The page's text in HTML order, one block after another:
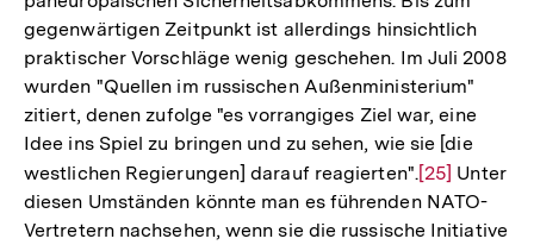
gegenwärtigen Zeitpunkt ist allerdings hinsichtlich
praktischer Vorschläge wenig geschehen. Im Juli 2008
wurden "Quellen im russischen Außenministerium"
zitiert, denen zufolge "es vorrangiges Ziel war, eine
Idee ins Spiel zu bringen und zu sehen, wie sie [die
westlichen Regierungen] darauf reagierten".Zur
Auflösung
der
[25] Unter
diesen Umständen könnte man es führenden NATO-
Vertretern nachsehen, wenn sie die russische Initiative